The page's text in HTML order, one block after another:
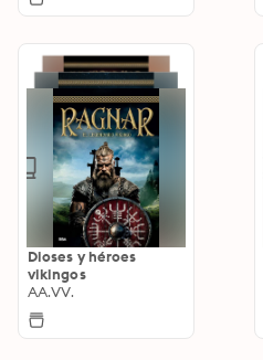
Dioses y héroes
vikingos
AA.VV.